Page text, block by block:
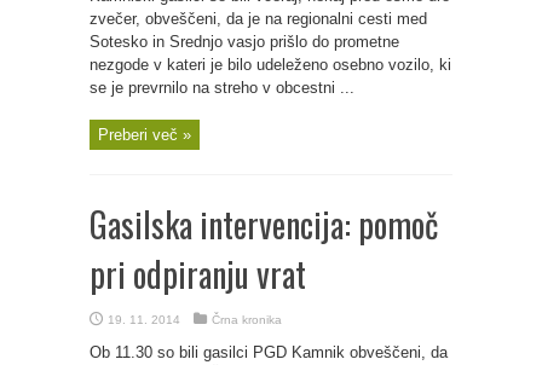
zvečer, obveščeni, da je na regionalni cesti med
Sotesko in Srednjo vasjo prišlo do prometne
nezgode v kateri je bilo udeleženo osebno vozilo, ki
se je prevrnilo na streho v obcestni ...
Preberi več »
Gasilska intervencija: pomoč
pri odpiranju vrat
19. 11. 2014 Črna kronika
Ob 11.30 so bili gasilci PGD Kamnik obveščeni, da